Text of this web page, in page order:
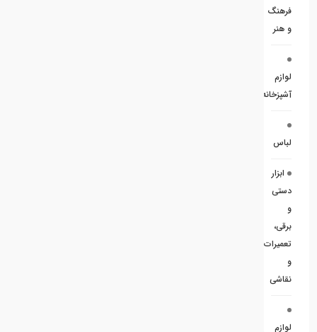
فرهنگ
و هنر
لوازم
آشپزخانه
لباس
ابزار
دستی
و
برقی،
تعمیرات
و
نقاشی
لوازم